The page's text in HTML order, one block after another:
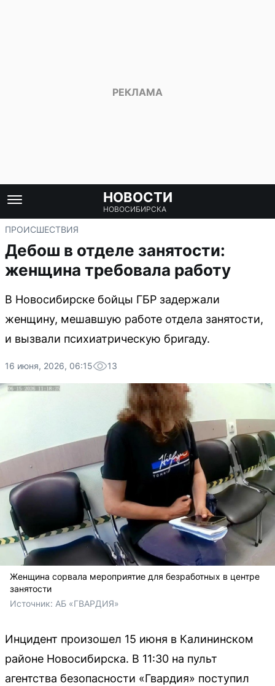
НОВОСТИ
НОВОСИБИРСКА
ПРОИСШЕСТВИЯ
Дебош в отделе занятости:
женщина требовала работу
В Новосибирске бойцы ГБР задержали
женщину, мешавшую работе отдела занятости,
и вызвали психиатрическую бригаду.
16 июня, 2026, 06:15 13
Женщина сорвала мероприятие для безработных в центре
занятости
Источник: АБ «ГВАРДИЯ»
Инцидент произошел 15 июня в Калининском
районе Новосибирска. В 11:30 на пульт
агентства безопасности «Гвардия» поступил